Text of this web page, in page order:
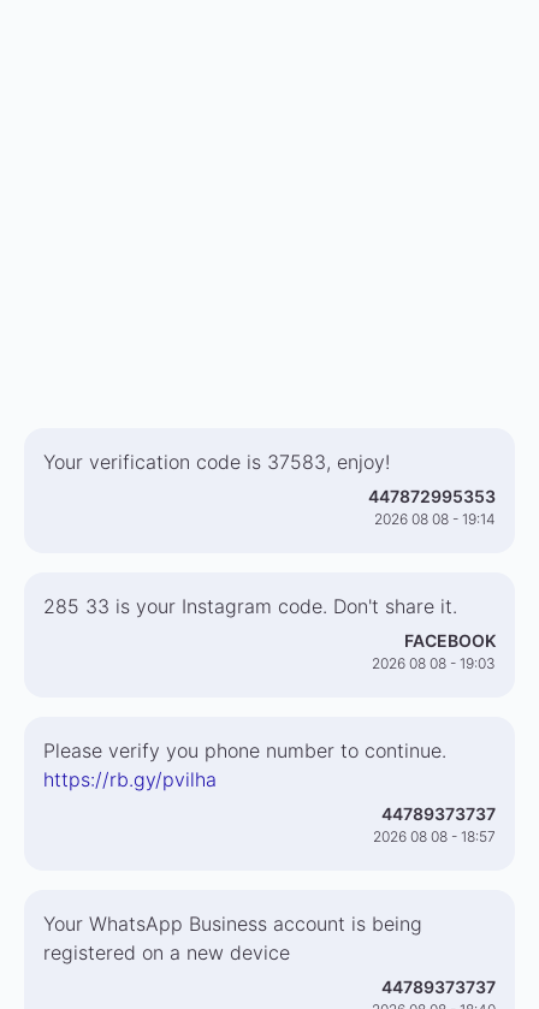
Your verification code is 37583, enjoy!
447872995353
2026 08 08 - 19:14
285 33 is your Instagram code. Don't share it.
FACEBOOK
2026 08 08 - 19:03
Please verify you phone number to continue.
https://rb.gy/pvilha
44789373737
2026 08 08 - 18:57
Your WhatsApp Business account is being
registered on a new device
44789373737